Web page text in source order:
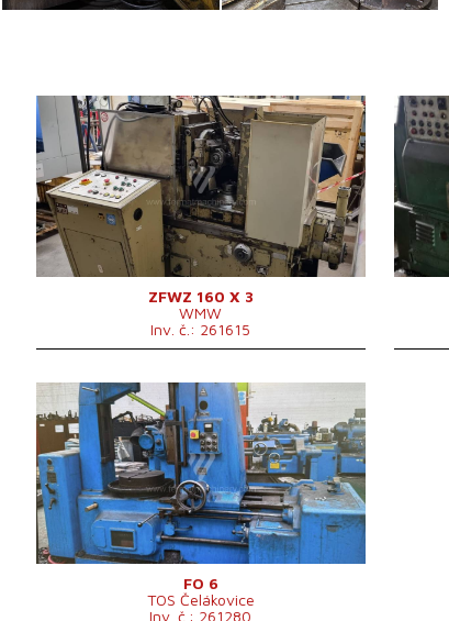
Rok výroby:
1971
Řídící systém
ne
Max. průměr obrobku
160 mm
Modul
3 -
Upínací plocha stolu
300 mm
Výkon hlavního elektromotoru4 kW
Hmotnost stroje
3000 kg
ZFWZ 160 X 3
WMW
Inv. č.: 261615
Rok
Řídící
Max.
Výkon
Rok výroby:
0
Řídící systém
Max. průměr obrobku
800 mm
Modul
6 -
Výkon hlavního
elektromotoru
3,7 kW
Rozměry d x š x v
2540x1400mm
mm
Hmotnost stroje
4000 kg
FO 6
TOS Čelákovice
Inv. č.: 261280